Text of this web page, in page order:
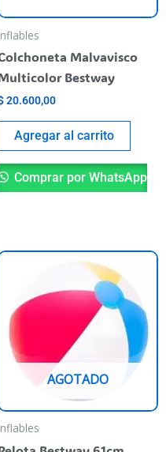
Malvavisco
Bestway
20.600,00
Agregar al carrito
Comprar por WhatsApp
AGOTADO